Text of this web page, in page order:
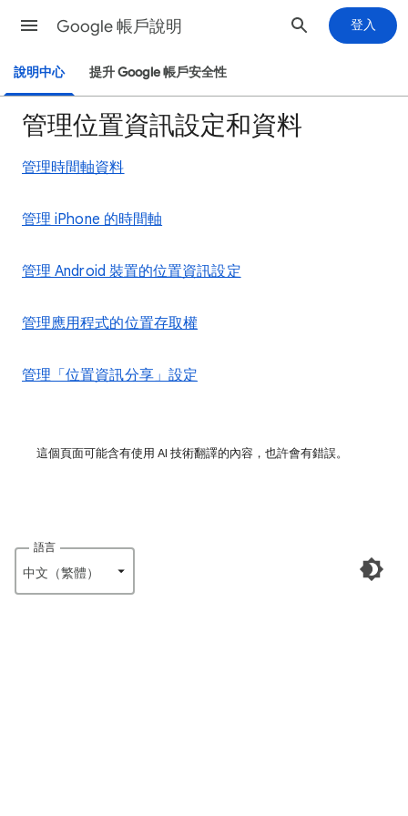
Google 帳戶說明 登入
說明中心 提升 Google 帳戶安全性
管理位置資訊設定和資料
管理時間軸資料
管理 iPhone 的時間軸
管理 Android 裝置的位置資訊設定
管理應用程式的位置存取權
管理「位置資訊分享」設定
這個頁面可能含有使用 AI 技術翻譯的內容，也許會有錯誤。
語言
中文（繁體）‎